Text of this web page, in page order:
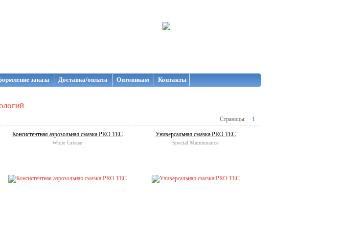
заказа Доставка/оплата Оптовикам Контакты
Страницы: 1
Консистентная аэрозольная смазка PRO TEC
White Grease
Универсальная смазка PRO TEC
Special Maintenance